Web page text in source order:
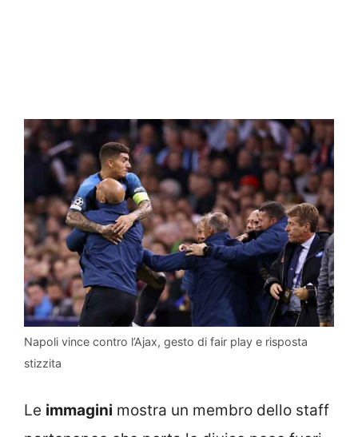
Napoli vince contro l’Ajax, gesto di fair play e risposta
stizzita
Le immagini mostra un membro dello staff